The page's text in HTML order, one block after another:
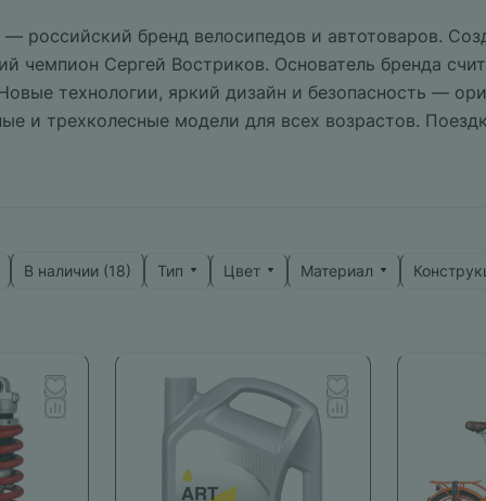
— российский бренд велосипедов и автотоваров.
чемпион Сергей Востриков. Основатель бренда
технологии, яркий дизайн и безопасность —
и трехколесные модели для всех возрастов.
В наличии (18) Тип Цвет Материал